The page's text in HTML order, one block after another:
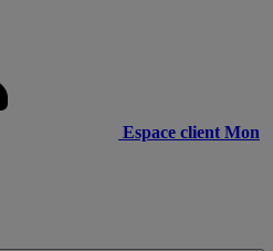
Espace client Mon